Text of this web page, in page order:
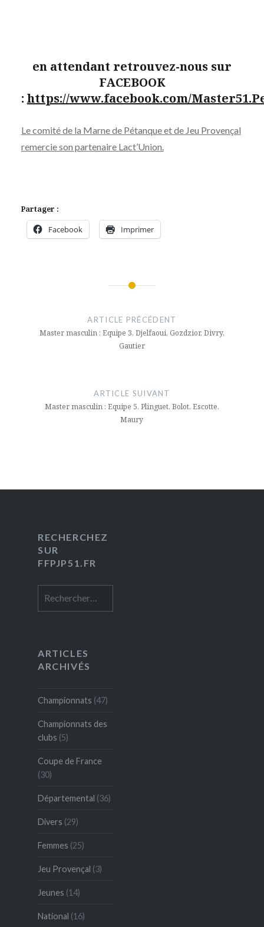
en attendant retrouvez-nous sur
FACEBOOK
: https://www.facebook.com/
Le comité de la Marne de Pétanque et de Jeu Provençal
remercie son partenaire Lact’Union.
Partager :
Facebook Imprimer
l’article
ARTICLE PRÉCÉDENT
Master masculin : Equipe 3, Djelfaoui, Gozdzior, Divry,
Gautier
ARTICLE SUIVANT
Master masculin : Equipe 5, Plinguet, Bolot, Escotte,
Maury
RECHERCHEZ
SUR
FFPJP51.FR
ARTICLES
ARCHIVÉS
Championnats (47)
Championnats des
clubs (5)
Coupe de France
(30)
Départemental (36)
Divers (29)
Femmes (25)
Jeu Provençal (3)
Jeunes (14)
National (16)